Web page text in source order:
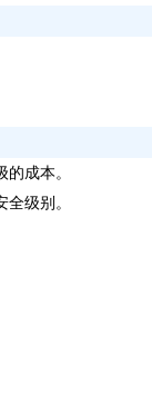
成本。
级别。